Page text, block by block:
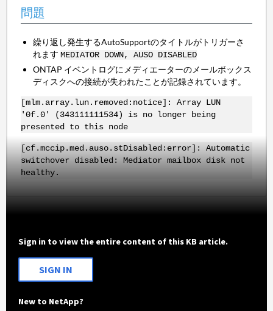
問題
繰り返し発生するAutoSupportのタイトルがトリガーさ
れますMEDIATOR DOWN, AUSO DISABLED
ONTAP イベントログにメディエーターのメールボックス
ディスクへの接続が失われたことが記録されています。
[mlm.array.lun.removed:notice]: Array LUN
'0f.0' (343111111534) is no longer being
presented to this node
[cf.mccip.med.auso.stDisabled:error]: Automatic
switchover disabled: Mediator mailbox disk not
healthy.
Sign in to view the entire content of this KB article.
SIGN IN
New to NetApp?